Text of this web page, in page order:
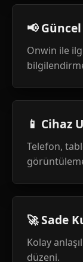
📢
Onwin ile
📱 Cihaz
Telefon,
🚀 Sade
Kolay
düzeni.